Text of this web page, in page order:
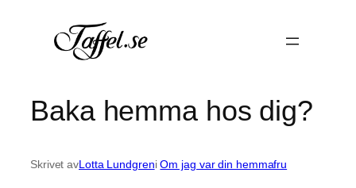
Baka hemma hos dig?
Skrivet avLotta LundgreniOm jag var din hemmafru